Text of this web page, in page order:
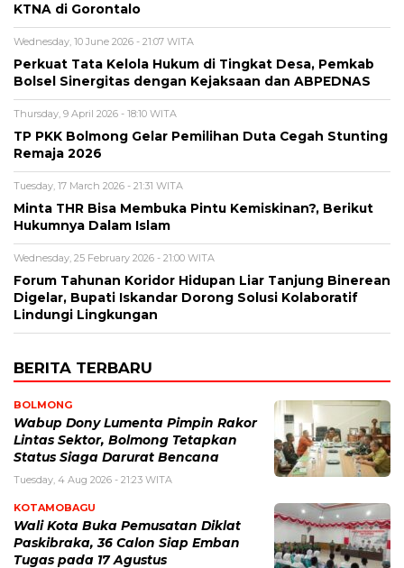
KTNA di Gorontalo
Wednesday, 10 June 2026 - 21:07 WITA
Perkuat Tata Kelola Hukum di Tingkat Desa, Pemkab
Bolsel Sinergitas dengan Kejaksaan dan ABPEDNAS
Thursday, 9 April 2026 - 18:10 WITA
TP PKK Bolmong Gelar Pemilihan Duta Cegah Stunting
Remaja 2026
Tuesday, 17 March 2026 - 21:31 WITA
Minta THR Bisa Membuka Pintu Kemiskinan?, Berikut
Hukumnya Dalam Islam
Wednesday, 25 February 2026 - 21:00 WITA
Forum Tahunan Koridor Hidupan Liar Tanjung Binerean
Digelar, Bupati Iskandar Dorong Solusi Kolaboratif
Lindungi Lingkungan
BERITA TERBARU
BOLMONG
Wabup Dony Lumenta Pimpin Rakor
Lintas Sektor, Bolmong Tetapkan
Status Siaga Darurat Bencana
Tuesday, 4 Aug 2026 - 21:23 WITA
KOTAMOBAGU
Wali Kota Buka Pemusatan Diklat
Paskibraka, 36 Calon Siap Emban
Tugas pada 17 Agustus